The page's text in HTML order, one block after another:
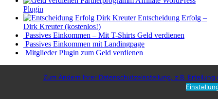
Plugin
Entscheidung Erfolg –
Dirk Kreuter (kostenlos!)
Passives Einkommen – Mit T-Shirts Geld verdienen
Passives Einkommen mit Landingpage
Mitglieder Plugin zum Geld verdienen
Zum Ändern Ihrer Datenschutzeinstellung, z.B.